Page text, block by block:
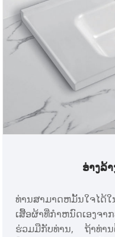
ອ່າງລ້
ທ່ານສາມາດຫມັ້ນໃຈໄດ້
ເສື້ອຜ້າທີ່ກໍາຫນົດເອງ
ຮ່ວມມືກັບທ່ານ, ຖ້າທ່ານ